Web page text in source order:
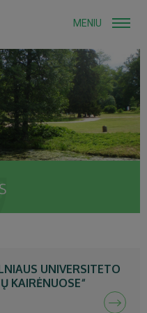
MENIU
UNIVERSITETO
KAIRĖNUOSE“